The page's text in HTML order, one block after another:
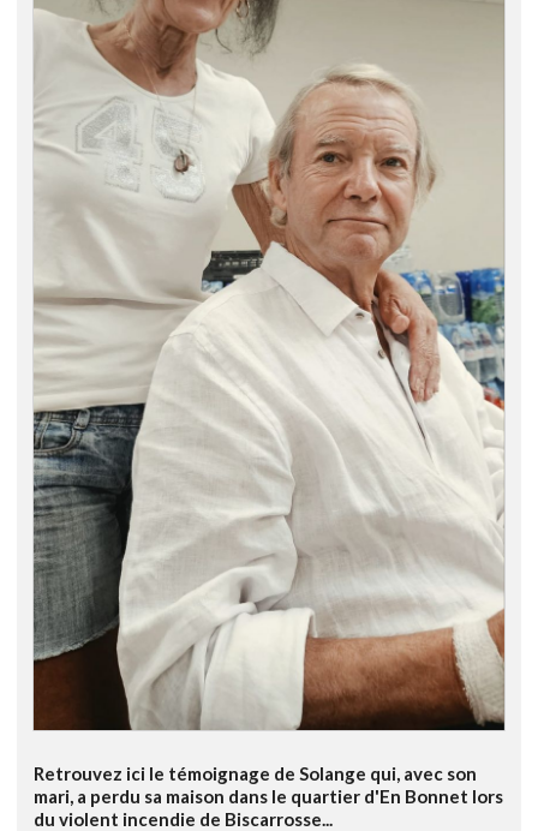
Retrouvez ici le témoignage de Solange qui, avec son
mari, a perdu sa maison dans le quartier d'En Bonnet lors
du violent incendie de Biscarrosse...